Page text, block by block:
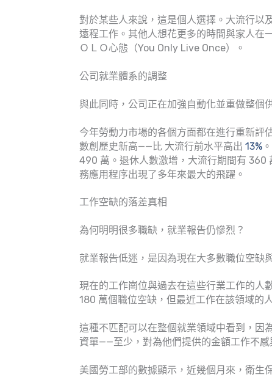
對於某些人來說，這是個人選擇。大流行以
遠程工作。其他人想花更多的時間與家人在
ＯＬＯ心態（You Only Live Once）。
公司就業體系的調整
與此同時，公司正在加強自動化並重做整個
今年勞動力市場的各個方面都在進行重新評
數創歷史新高——比 大流行前水平高出 13%
490 萬。退休人數激增，大流行期間有 360
務應用程序出現了多年來最大的飛躍。
工作空缺的落差真相
為何明明很多職缺，就業報告仍慘烈？
就業報告低迷，是因為現在大多數職位空缺
現在的工作崗位與過去在這些行業工作的人
180 萬個職位空缺，但最近工作在該領域的
這種不匹配可以在整個就業領域中看到，因
資單——至少，對為他們提供的金額工作不感
美國勞工部的數據顯示，近幾個月來，衛生